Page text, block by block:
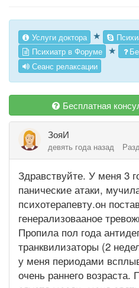
Услуги доктора ★
Психиатр в Форуме ★
Сеанс релаксации
Бесплатная
ЗояИ
девять года назад
Здравствуйте. У меня 3
панические атаки,
психотерапевту.он
генерализовааное
Пропила пол года
транквилизаторы (2
у меня периодами
очень раннего возраста.